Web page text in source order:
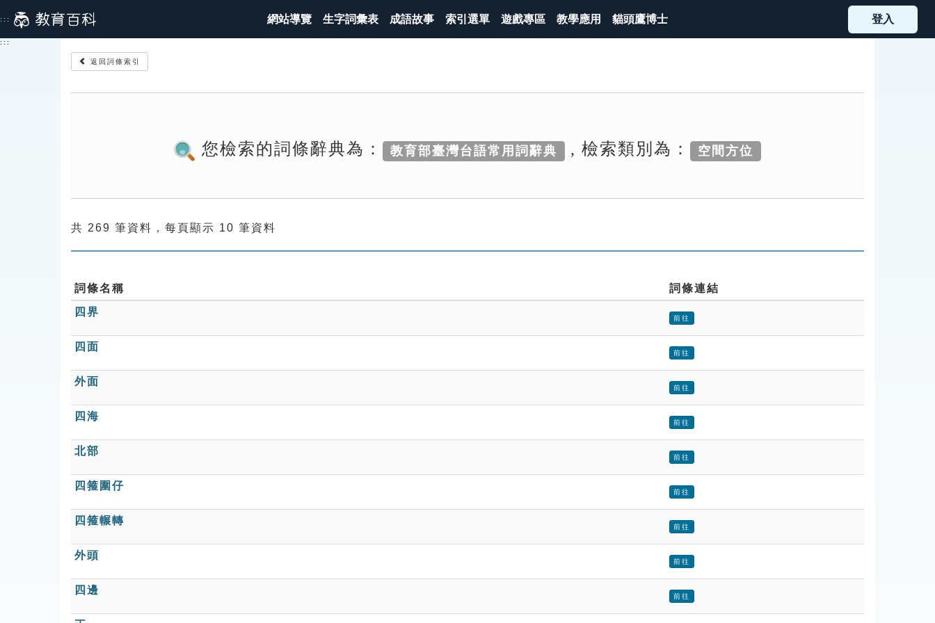
到
主
::: 網站導覽 生字詞彙表 成語故事 索引選單 遊戲專區 教學應用 貓頭鷹博士 登入
:::
返回詞條索引
您檢索的詞條辭典為： 教育部臺灣台語常用詞辭典 , 檢索類別為： 空間方位
共 269 筆資料，每頁顯示 10 筆資料
詞條名稱
詞條連結
四界
前往
四面
前往
外面
前往
四海
前往
北部
前往
四箍圍仔
前往
四箍輾轉
前往
外頭
前往
四邊
前往